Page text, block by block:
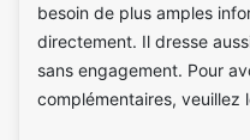
besoin de plus amples
directement. Il dresse
sans engagement. Pour
complémentaires, veuillez